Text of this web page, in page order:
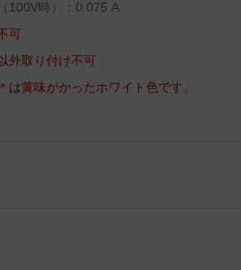
100V時）：0.075 A
可
外取り付け不可
は黄味がかったホワイト色です。